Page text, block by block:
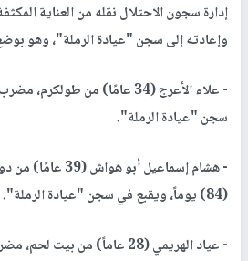
إدارة سجون الاحتلال نقله من العناية
وإعادته إلى سجن "عيادة الرملة"، وهو
سجن "عيادة الرملة".
- هشام إسماعيل أبو
(84) يوماً، ويقبع في سجن "عيادة الرملة".